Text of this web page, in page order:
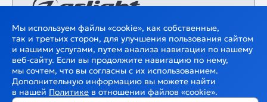
Мы используем файлы «cookie», как собственные,
так и третьих сторон, для улучшения пользования сайтом
и нашими услугами, путем анализа навигации по нашему
веб-сайту. Если вы продолжите навигацию по нему,
мы сочтем, что вы согласны с их использованием.
Дополнительную информацию вы можете найти
в нашей Политике в отношении файлов «cookie».